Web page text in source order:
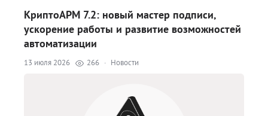
КриптоАРМ 7.2: новый мастер подписи,
ускорение работы и развитие возможностей
автоматизации
13 июля 2026 266 · Новости